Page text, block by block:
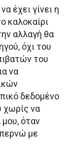
έχει γίνει η
καλοκαίρι
αλλαγή θα
όχι του
του
να
δεδομένο
χωρίς να
μου, όταν
με